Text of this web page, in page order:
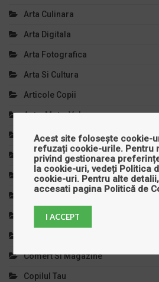
Arta Culinara
Arta Digitala
Arta Fotografica
Arta Si Cultura
Articole Copii
Auto, Moto, Velo
Autoturisme
Bijuterii
Calculatoare
Casa Si Gradina
Cinema
Comert Si Magazine
Copilul Tau
Acest site folosește cookie-
refuzați cookie-urile. Pentru
privind gestionarea
la cookie-uri, vedeți Politica
cookie-uri. Pentru alte
accesati pagina Politică de
I ACCEPT